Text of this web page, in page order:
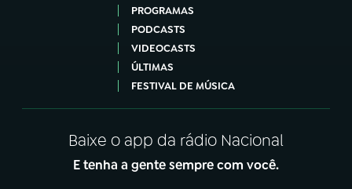
PROGRAMAS
PODCASTS
VIDEOCASTS
ÚLTIMAS
FESTIVAL DE MÚSICA
Baixe o app da rádio Nacional
E tenha a gente sempre com você.